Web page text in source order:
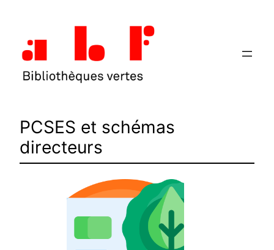
contenu
PCSES et schémas
directeurs